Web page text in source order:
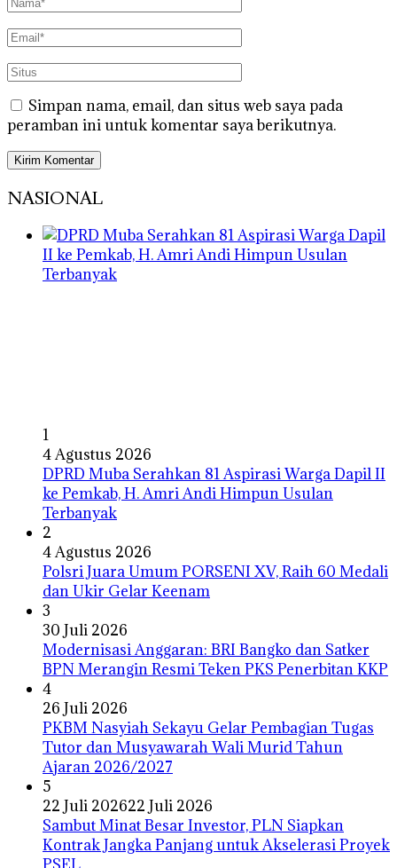
Simpan nama, email, dan situs web saya pada
peramban ini untuk komentar saya berikutnya.
NASIONAL
1
4 Agustus 2026
DPRD Muba Serahkan 81 Aspirasi Warga Dapil II
ke Pemkab, H. Amri Andi Himpun Usulan
Terbanyak
2
4 Agustus 2026
Polsri Juara Umum PORSENI XV, Raih 60 Medali
dan Ukir Gelar Keenam
3
30 Juli 2026
Modernisasi Anggaran: BRI Bangko dan Satker
BPN Merangin Resmi Teken PKS Penerbitan KKP
4
26 Juli 2026
PKBM Nasyiah Sekayu Gelar Pembagian Tugas
Tutor dan Musyawarah Wali Murid Tahun
Ajaran 2026/2027
5
22 Juli 202622 Juli 2026
Sambut Minat Besar Investor, PLN Siapkan
Kontrak Jangka Panjang untuk Akselerasi Proyek